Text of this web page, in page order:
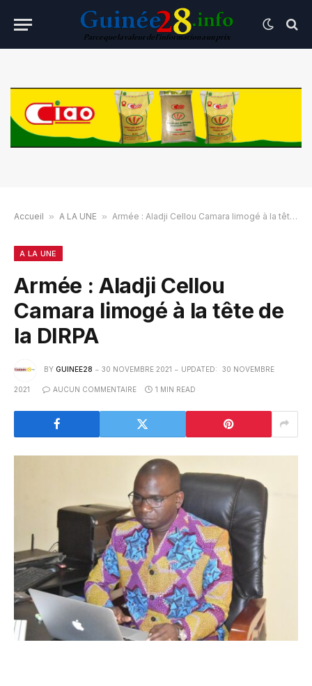
Accueil » A LA UNE » Armée : Aladji Cellou Camara limogé à la tête de la DIRPA
A LA UNE
Armée : Aladji Cellou
Camara limogé à la tête de
la DIRPA
BY GUINEE28 30 NOVEMBRE 2021 UPDATED: 30 NOVEMBRE
2021 AUCUN COMMENTAIRE 1 MIN READ